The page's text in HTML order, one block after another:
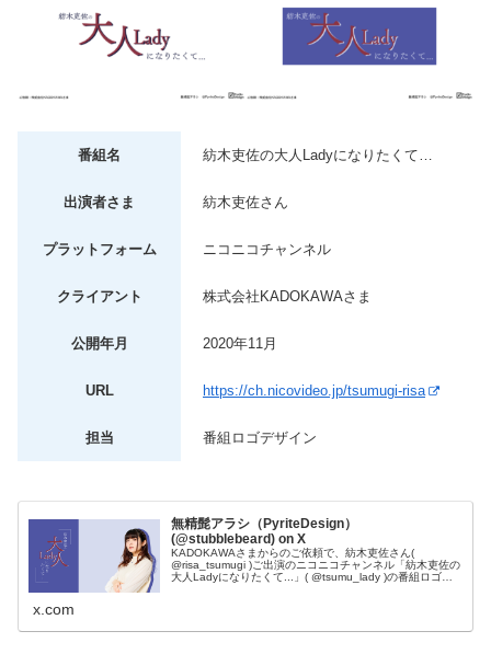
番組名 紡木吏佐の大人Ladyになりたくて…
出演者さま 紡木吏佐さん
プラットフォーム ニコニコチャンネル
クライアント 株式会社KADOKAWAさま
公開年月 2020年11月
URL https://ch.nicovideo.jp/tsumugi-risa
担当 番組ロゴデザイン
無精髭アラシ（PyriteDesign）
(@stubblebeard) on X
KADOKAWAさまからのご依頼で、紡木吏佐さん(
@risa_tsumugi )ご出演のニコニコチャンネル「紡木吏佐の
大人Ladyになりたくて...」( @tsumu_lady )の番組ロゴと
x.com